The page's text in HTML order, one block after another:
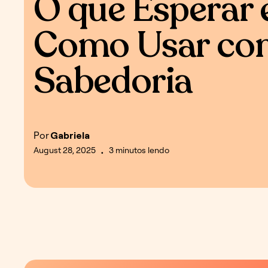
O que Esperar
Como Usar
Sabedoria
PorGabriela
August 28, 2025 • 3 minutos lendo